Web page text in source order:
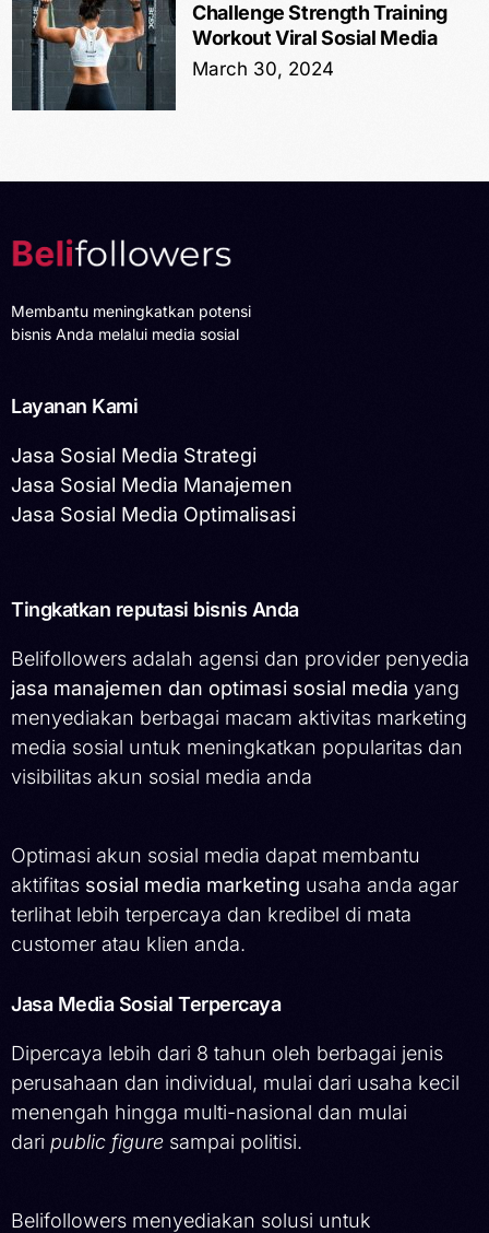
Challenge Strength Training
Workout Viral Sosial Media
March 30, 2024
Membantu meningkatkan potensi
bisnis Anda melalui media sosial
Layanan Kami
Jasa Sosial Media Strategi
Jasa Sosial Media Manajemen
Jasa Sosial Media Optimalisasi
Tingkatkan reputasi bisnis Anda
Belifollowers adalah agensi dan provider penyedia
jasa manajemen dan optimasi sosial media yang
menyediakan berbagai macam aktivitas marketing
media sosial untuk meningkatkan popularitas dan
visibilitas akun sosial media anda
Optimasi akun sosial media dapat membantu
aktifitas sosial media marketing usaha anda agar
terlihat lebih terpercaya dan kredibel di mata
customer atau klien anda.
Jasa Media Sosial Terpercaya
Dipercaya lebih dari 8 tahun oleh berbagai jenis
perusahaan dan individual, mulai dari usaha kecil
menengah hingga multi-nasional dan mulai
dari public figure sampai politisi.
Belifollowers menyediakan solusi untuk